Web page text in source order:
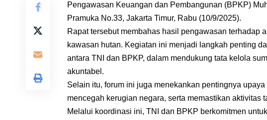
Pengawasan Keuangan dan Pembangunan (BPKP)
Pramuka No.33, Jakarta Timur, Rabu (10/9/2025).
Rapat tersebut membahas hasil pengawasan terhadap
kawasan hutan. Kegiatan ini menjadi langkah penting
antara TNI dan BPKP, dalam mendukung tata kelola
akuntabel.
Selain itu, forum ini juga menekankan pentingnya
mencegah kerugian negara, serta memastikan aktivitas
Melalui koordinasi ini, TNI dan BPKP berkomitmen